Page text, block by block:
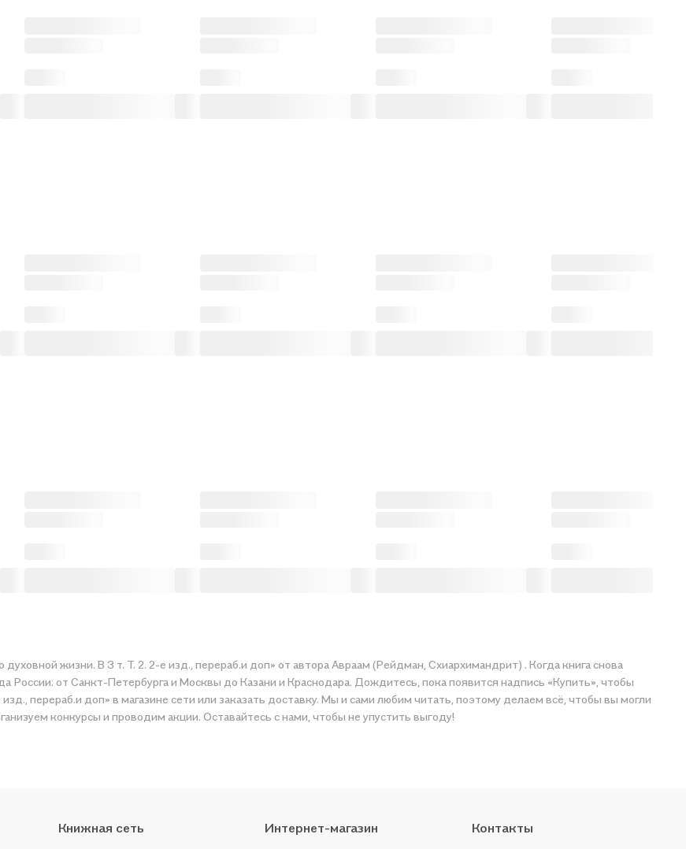
(Рейдман, Схиархимандрит) . Когда книга снова
России: от Санкт-Петербурга и Москвы до Казани и Краснодара. Дождитесь, пока появится надпись «Купить», чтобы
конкурсы и проводим акции. Оставайтесь с нами, чтобы не упустить выгоду!
Книжная сеть Интернет-магазин Контакты